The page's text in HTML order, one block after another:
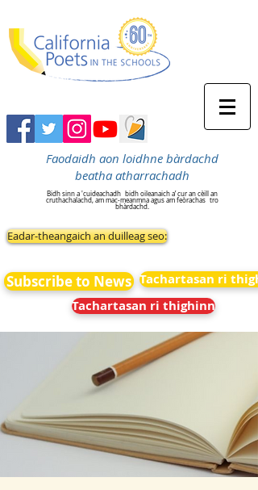
Faodaidh aon loidhne bàrdachd
beatha atharrachadh
Bidh sinn a 'cuideachadh bidh oileanaich a’ cur an cèill an
cruthachalachd, am mac-meanmna agus am feòrachas tro
bhàrdachd.
Eadar-theangaich an duilleag seo:
Subscribe to News Tachartasan ri
Tachartasan ri thighinn